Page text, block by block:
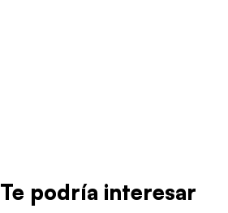
Te podría interesar